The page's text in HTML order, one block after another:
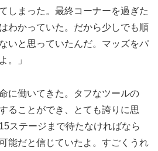
しまった。最終コーナーを過ぎた
わかっていた。だから少しでも順
いと思っていたんだ。マッズをパ
。」
に働いてきた。タフなツールの
ることができ、とても誇りに思
ステージまで待たなければなら
能だと信じていたよ。すごくうれ